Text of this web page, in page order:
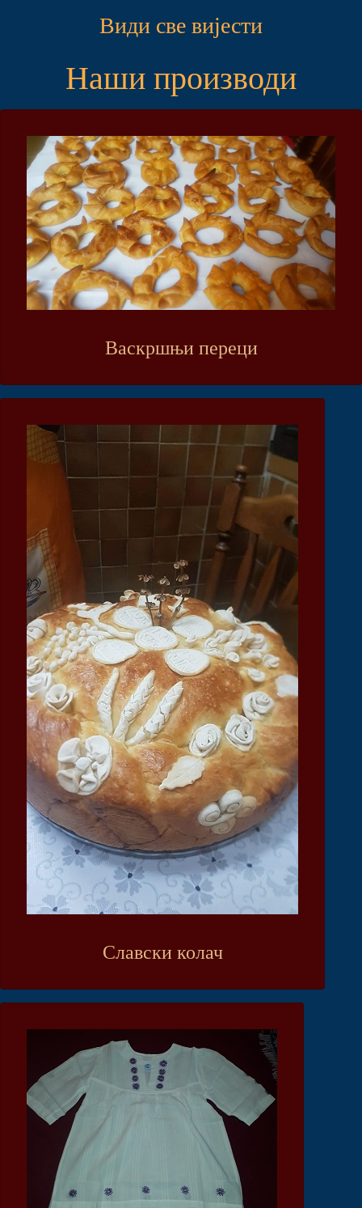
Види све вијести
Наши производи
Васкршњи переци
Славски колач